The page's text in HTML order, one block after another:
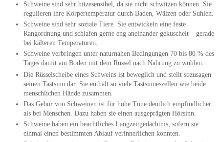
Schweine sind sehr hitzesensibel, da sie nicht schwitzen können. Sie
regulieren ihre Körpertemperatur durch Baden, Wälzen oder Suhlen.
Schweine sind sehr soziale Tiere. Sie entwickeln eine feste
Rangordnung und schlafen gerne eng aneinander gekuschelt – gerade
bei kälteren Temperaturen.
Schweine verbringen unter naturnahen Bedingungen 70 bis 80 % des
Tages damit am Boden mit dem Rüssel nach Nahrung zu wühlen.
Die Rüsselscheibe eines Schweins ist beweglich und stellt sozusagen
seinen Tastsinn dar. Sie enthält so viele Tastsinneszellen wie beide
menschlichen Hände zusammen.
Das Gehör von Schweinen ist für hohe Töne deutlich empfindlicher
als bei Menschen. Dazu haben sie einen ausgeprägten Hörsinn.
Schweine haben ein beachtliches Langzeitgedächtnis, sofern sie
einmal einen bestimmten Ablauf verinnerlichen konnten.